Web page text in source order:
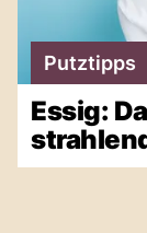
Putztipps
Essig: